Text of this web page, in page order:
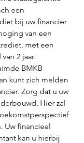
een
bij uw financier
van een
met een
2 jaar.
BMKB
kunt zich melden
Zorg dat u uw
Hier zal
Uw financieel
kan u hierbij